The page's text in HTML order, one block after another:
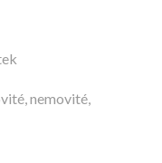
nemovité,